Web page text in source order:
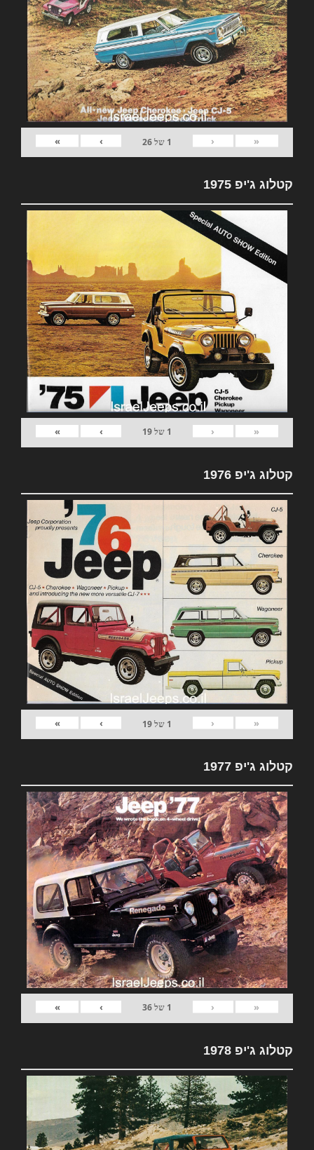
«
‹
1 של26
›
»
קטלוג ג'יפ 1975
«
‹
1 של19
›
»
קטלוג ג'יפ 1976
«
‹
1 של19
›
»
קטלוג ג'יפ 1977
«
‹
1 של36
›
»
קטלוג ג'יפ 1978